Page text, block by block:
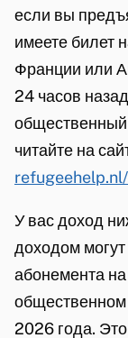
если вы
имеете билет
Франции или
24 часов
общественный
читайте на
У вас доход
доходом
абонемента
общественном
2026 года.